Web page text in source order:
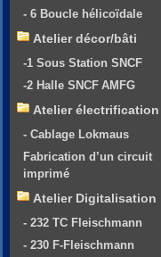
- 6 Boucle hélicoïdale
Atelier décor/bâti
-1 Sous Station SNCF
-2 Halle SNCF AMFG
Atelier électrification
- Cablage Lokmaus
Fabrication d’un circuit
imprimé
Atelier Digitalisation
- 232 TC Fleischmann
- 230 F-Fleischmann